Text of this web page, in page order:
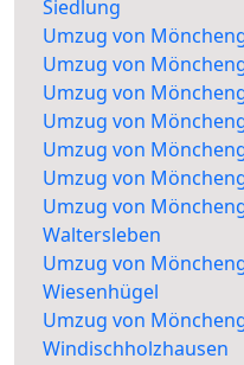
Siedlung
Umzug von
Umzug von
Umzug von
Umzug von
Umzug von
Umzug von
Umzug von
Waltersleben
Umzug von
Wiesenhügel
Umzug von
Windischholzhausen